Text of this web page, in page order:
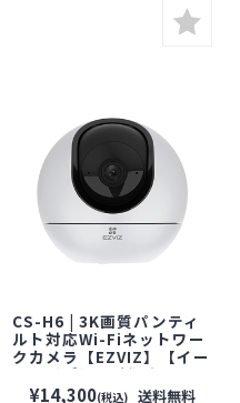
CS-H6 | 3K画質パンティ
ルト対応Wi-Fiネットワー
クカメラ【EZVIZ】【イー
ジービズ】【防犯カメ
ラ】【監視カメラ】【セ
¥14,300(税込) 送料無料